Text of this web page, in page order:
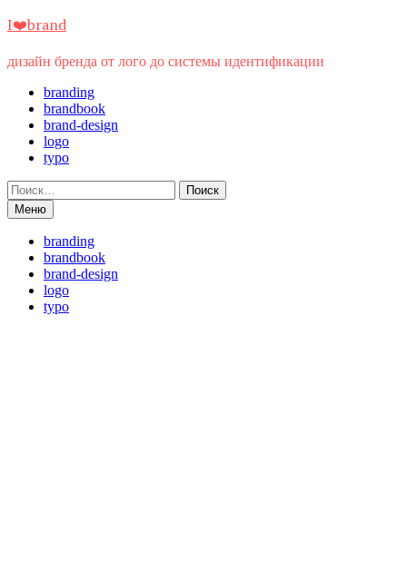
Перейти
содержимому
I❤️brand
дизайн бренда от лого до системы идентификации
branding
brandbook
brand-design
logo
typo
Найти:
Меню
branding
brandbook
brand-design
logo
typo